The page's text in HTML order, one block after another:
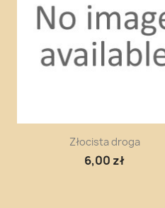
Szybki podgląd
Złocista droga
6,00 zł